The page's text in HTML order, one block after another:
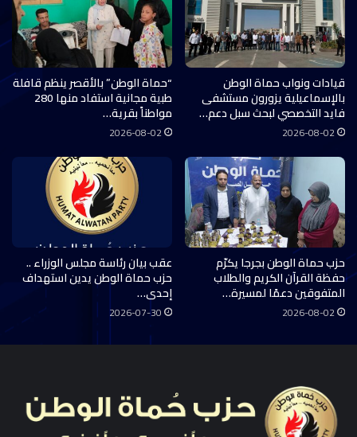
قيادات ونواب حماة الوطن
بالإسماعيلية يزورون مستشفى
فايد التخصصي لبحث سبل دعم…
2026-08-02
“حماة الوطن” بالأقصر ينظم قافلة
طبية مجانية استفاد منها 280
مواطناً بقرية…
2026-08-02
حزب حماة الوطن بجرجا يكرّم
حفظة القرآن الكريم والطلاب
المتفوقين دعمًا لمسيرة…
2026-08-02
عقب بيان رئاسة مجلس الوزراء ..
حزب حماة الوطن يدين استهداف
إحدى…
2026-07-30